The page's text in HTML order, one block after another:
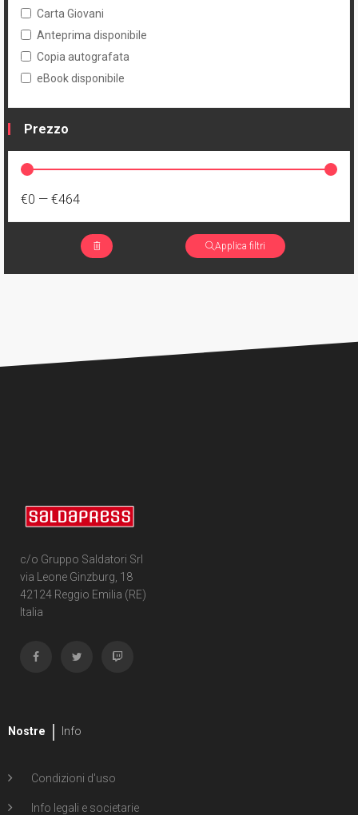
Carta Giovani
Anteprima disponibile
Copia autografata
eBook disponibile
Prezzo
€0 — €464
Applica filtri
c/o Gruppo Saldatori Srl
via Leone Ginzburg, 18
42124 Reggio Emilia (RE)
Italia
Nostre Info
Condizioni d'uso
Info legali e societarie